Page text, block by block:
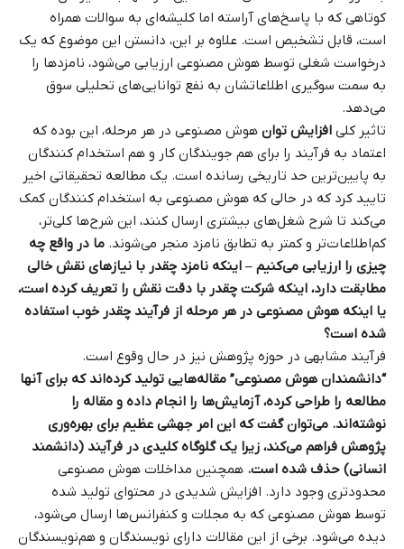
کوتاهی که با پاسخ‌های آراسته اما کلیشه‌ای به سوالات همراه
است، قابل تشخیص است. علاوه بر این، دانستن این موضوع که یک
درخواست شغلی توسط هوش مصنوعی ارزیابی می‌شود، نامزدها را
به سمت سوگیری اطلاعاتشان به نفع توانایی‌های تحلیلی سوق
می‌دهد.
تاثیر کلی افزایش‌ توان هوش مصنوعی در هر مرحله، این بوده که
اعتماد به فرآیند را برای هم جویندگان کار و هم استخدام‌ کنندگان
به پایین‌ترین حد تاریخی رسانده است. یک مطالعه تحقیقاتی اخیر
تایید کرد که در حالی که هوش مصنوعی به استخدام‌ کنندگان کمک
می‌کند تا شرح شغل‌های بیشتری ارسال کنند، این شرح‌ها کلی‌تر،
کم‌اطلاعات‌تر و کمتر به تطابق نامزد منجر می‌شوند. ما در واقع چه
چیزی را ارزیابی می‌کنیم – اینکه نامزد چقدر با نیازهای نقش خالی
مطابقت دارد، اینکه شرکت چقدر با دقت نقش را تعریف کرده است،
یا اینکه هوش مصنوعی در هر مرحله از فرآیند چقدر خوب استفاده
شده است؟
فرآیند مشابهی در حوزه پژوهش نیز در حال وقوع است.
“دانشمندان هوش مصنوعی” مقاله‌هایی تولید کرده‌اند که برای آنها
مطالعه را طراحی کرده، آزمایش‌ها را انجام داده و مقاله را
نوشته‌اند. می‌توان گفت که این امر جهشی عظیم برای بهره‌وری
پژوهش فراهم می‌کند، زیرا یک گلوگاه کلیدی در فرآیند (دانشمند
انسانی) حذف شده است. همچنین مداخلات هوش مصنوعی
محدودتری وجود دارد. افزایش شدیدی در محتوای تولید شده
توسط هوش مصنوعی که به مجلات و کنفرانس‌ها ارسال می‌شود،
دیده می‌شود. برخی از این مقالات دارای نویسندگان و هم‌نویسندگان